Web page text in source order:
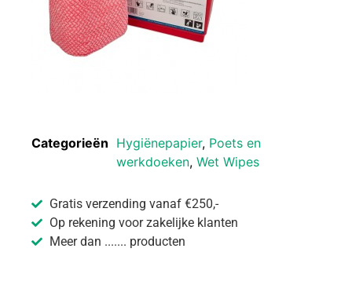
Categorieën Hygiënepapier, Poets en
werkdoeken, Wet Wipes
Gratis verzending vanaf €250,-
Op rekening voor zakelijke klanten
Meer dan ....... producten